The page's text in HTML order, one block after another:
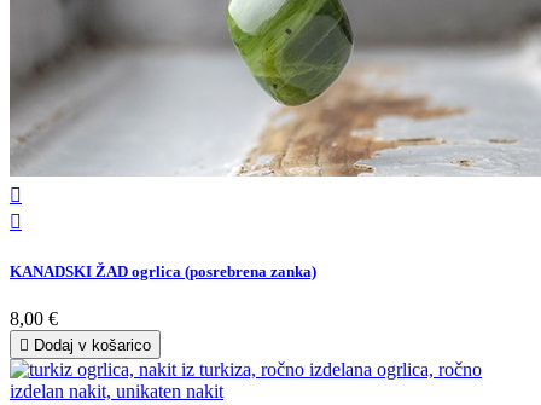


KANADSKI ŽAD ogrlica (posrebrena zanka)
8,00 €
 Dodaj v košarico